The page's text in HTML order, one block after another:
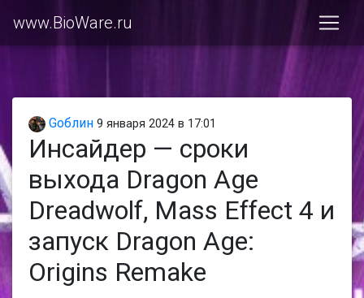
www.BioWare.ru
Gоблин 9 января 2024 в 17:01
Инсайдер — сроки
выхода Dragon Age
Dreadwolf, Mass Effect 4 и
запуск Dragon Age:
Origins Remake